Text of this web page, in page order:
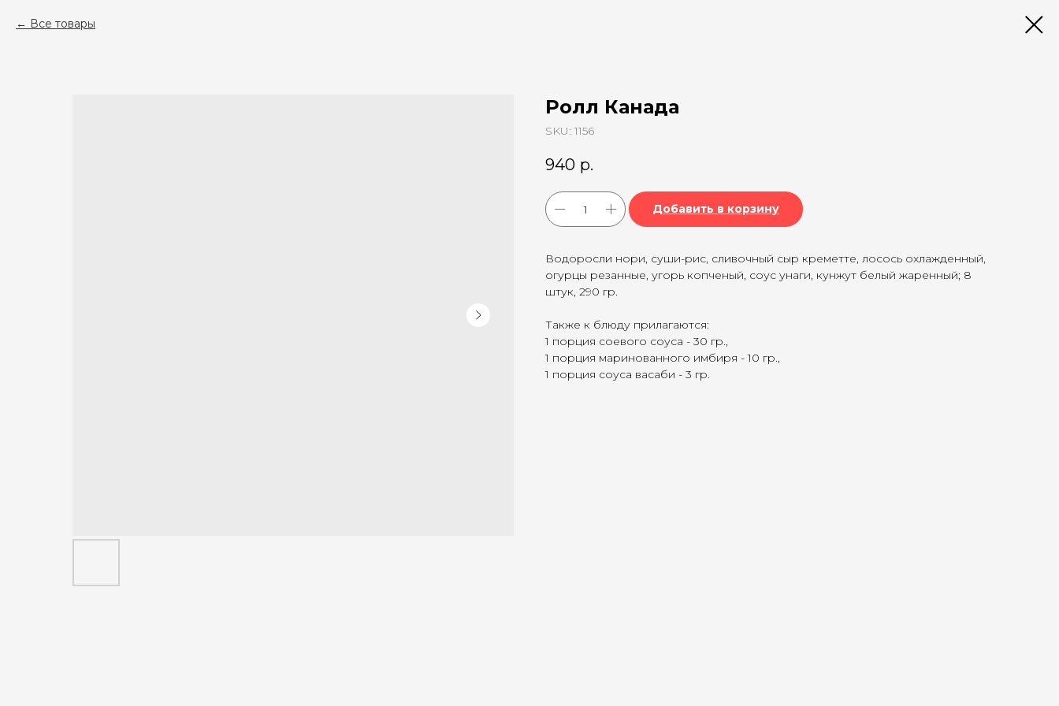
Все товары
Ролл Канада
SKU: 1156
940 р.
Добавить в корзину
Водоросли нори, суши-рис, сливочный сыр креметте, лосось охлажденный,
огурцы резанные, угорь копченый, соус унаги, кунжут белый жаренный; 8
штук, 290 гр.
Также к блюду прилагаются:
1 порция соевого соуса - 30 гр.,
1 порция маринованного имбиря - 10 гр.,
1 порция соуса васаби - 3 гр.